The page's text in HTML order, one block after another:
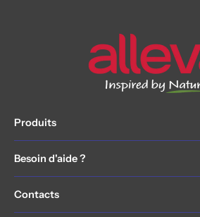
Produits
Besoin d'aide ?
Contacts